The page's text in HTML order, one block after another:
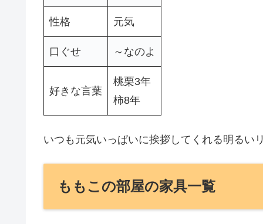
性格 元気
口ぐせ ～なのよ
好きな言葉
桃栗3年
柿8年
いつも元気いっぱいに挨拶してくれる明るい
ももこの部屋の家具一覧